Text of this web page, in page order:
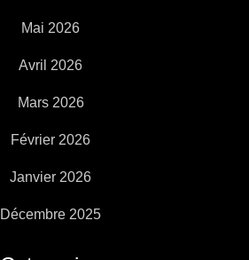
Mai 2026
Avril 2026
Mars 2026
Février 2026
Janvier 2026
Décembre 2025